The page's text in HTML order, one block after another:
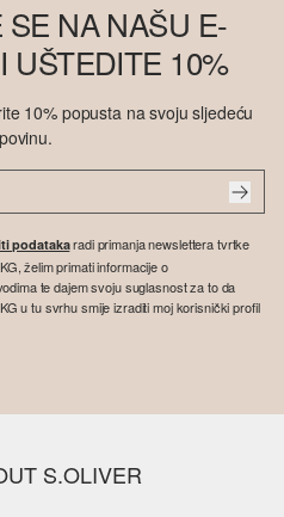
NA NAŠU E-
UŠTEDITE 10%
10% popusta na svoju sljedeću
podatakaradi primanja newslettera tvrtke
želim primati informacije o
te dajem svoju suglasnost za to da
u tu svrhu smije izraditi moj korisnički profil
S.OLIVER